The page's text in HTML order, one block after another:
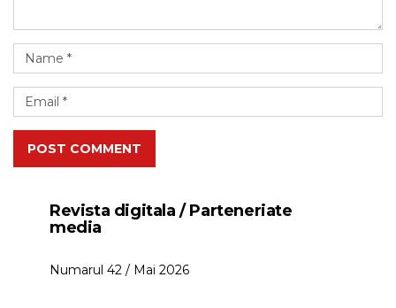
POST COMMENT
Revista digitala / Parteneriate
media
Numarul 42 / Mai 2026